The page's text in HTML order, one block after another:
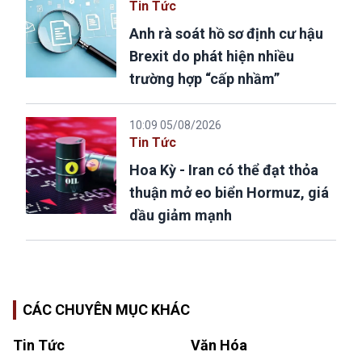
Tin Tức
Anh rà soát hồ sơ định cư hậu
Brexit do phát hiện nhiều
trường hợp “cấp nhầm”
10:09 05/08/2026
Tin Tức
Hoa Kỳ - Iran có thể đạt thỏa
thuận mở eo biển Hormuz, giá
dầu giảm mạnh
CÁC CHUYÊN MỤC KHÁC
Tin Tức Văn Hóa